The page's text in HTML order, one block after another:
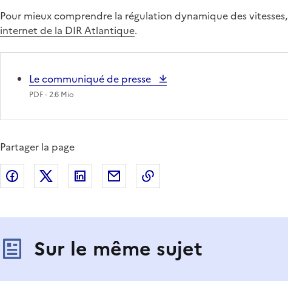
Pour mieux comprendre la régulation dynamique des
internet de la DIR Atlantique.
Le communiqué de presse
PDF- 2.6 Mio
Partager la page
Partager sur Facebook
Partager sur XPartager sur LinkedIn
Partager par emailCopier le lien de la page
Sur le même sujet